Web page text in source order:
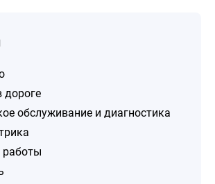
обслуживание и диагностика
работы